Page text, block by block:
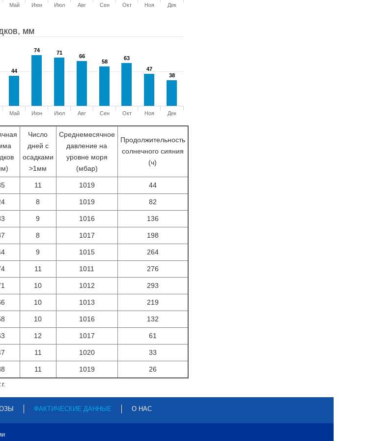
Май Июн Июл Авг Сен Окт Ноя Дек
мм
44
44
74
74 71
71
66
66
58
58
63
63
47
47
38
38
Май Июн Июл Авг Сен Окт Ноя Дек
Число
дней с
осадками
>1мм
Среднемесячное
давление на
уровне моря
(мбар)
Продолжительность
солнечного сияния
(ч)
11 1019 44
8 1019 82
9 1016 136
8 1017 198
9 1015 264
11 1011 276
10 1012 293
10 1013 219
10 1016 132
12 1017 61
11 1020 33
11 1019
26
ФАКТИЧЕСКИЕ ДАННЫЕ О НАС